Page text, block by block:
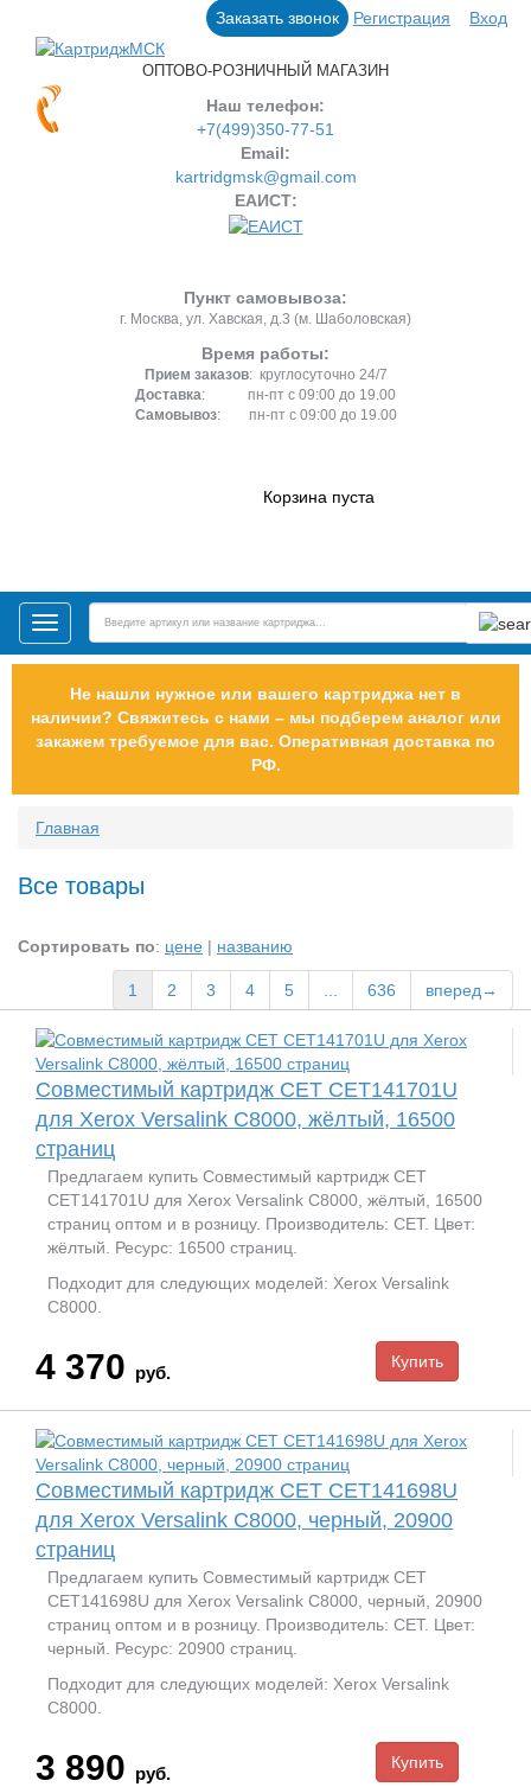
Заказать звонок Регистрация Вход
ОПТОВО-РОЗНИЧНЫЙ МАГАЗИН
Наш телефон:
+7(499)350-77-51
Email:
kartridgmsk@gmail.com
ЕАИСТ:
Пункт самовывоза:
г. Москва, ул. Хавская, д.3 (м. Шаболовская)
Время работы:
Прием заказов: круглосуточно 24/7
Доставка: пн-пт с 09:00 до 19.00
Самовывоз: пн-пт с 09:00 до 19.00
Корзина пуста
Toggle
navigation
Не нашли нужное или вашего картриджа нет в
наличии? Свяжитесь с нами – мы подберем аналог или
закажем требуемое для вас. Оперативная доставка по
РФ.
Главная
Все товары
Сортировать по: цене | названию
1 2 3 4 5 636 вперед→
Совместимый картридж CET CET141701U
для Xerox Versalink C8000, жёлтый, 16500
страниц
Предлагаем купить Совместимый картридж CET
CET141701U для Xerox Versalink C8000, жёлтый, 16500
страниц оптом и в розницу. Производитель: CET. Цвет:
жёлтый. Ресурс: 16500 страниц.
Подходит для следующих моделей: Xerox Versalink
C8000.
4 370 руб.
Совместимый картридж CET CET141698U
для Xerox Versalink C8000, черный, 20900
страниц
Предлагаем купить Совместимый картридж CET
CET141698U для Xerox Versalink C8000, черный, 20900
страниц оптом и в розницу. Производитель: CET. Цвет:
черный. Ресурс: 20900 страниц.
Подходит для следующих моделей: Xerox Versalink
C8000.
3 890 руб.